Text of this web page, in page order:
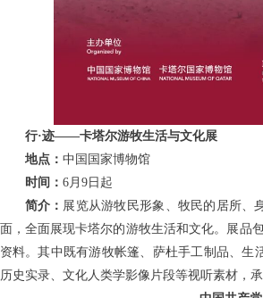
行·迹——卡塔尔游牧生活与文化展
地点： 中国国家博物馆
时间： 6月9日起
简介： 展览从游牧民形象、牧民的居所、
面，全面展现卡塔尔的游牧生活和文化。展品
资料。其中既有游牧帐篷、萨杜手工制品、
历史实录、文化人类学影像片段等视听素材，